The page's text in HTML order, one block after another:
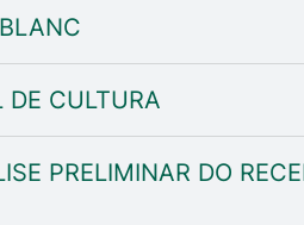
CULTURA
PRELIMINAR DO